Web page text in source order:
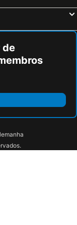
bed and breakfasts
de